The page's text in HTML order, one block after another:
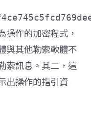
操作的加密程式，
與其他勒索軟體不
索訊息。其二，這
出操作的指引資